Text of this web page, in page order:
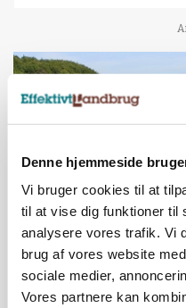
Denne hjemmeside
Vi bruger cookies til at
til at vise dig funktioner til
analysere vores trafik. Vi
brug af vores website
sociale medier,
Vores partnere kan
KVÆG
Snart kan man søge